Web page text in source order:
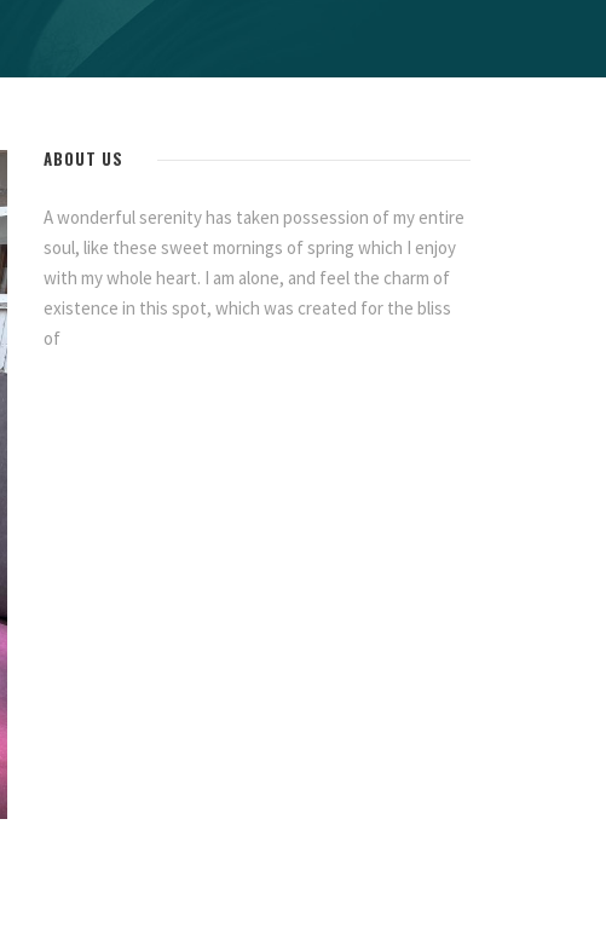
ABOUT US
A wonderful serenity has taken possession of my entire
soul, like these sweet mornings of spring which I enjoy
with my whole heart. I am alone, and feel the charm of
existence in this spot, which was created for the bliss
of